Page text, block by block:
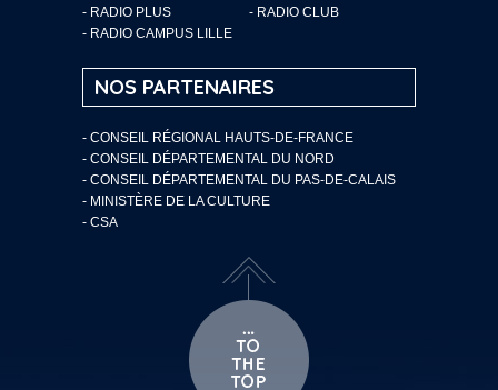
- RADIO PLUS
- RADIO CLUB
- RADIO CAMPUS LILLE
NOS PARTENAIRES
- CONSEIL RÉGIONAL HAUTS-DE-FRANCE
- CONSEIL DÉPARTEMENTAL DU NORD
- CONSEIL DÉPARTEMENTAL DU PAS-DE-CALAIS
- MINISTÈRE DE LA CULTURE
- CSA